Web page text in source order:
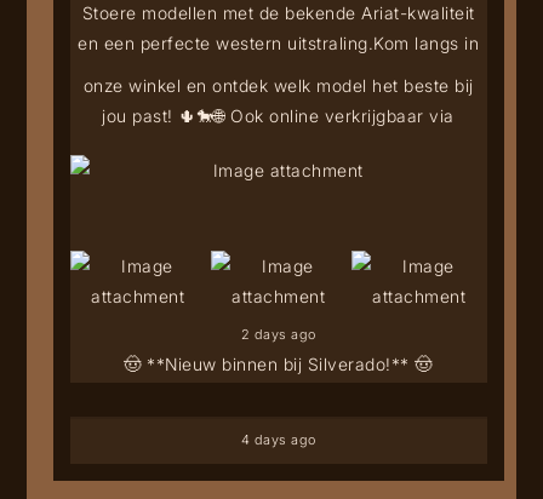
🤠 **Nieuw binnen bij Silverado!** 🤠
Stoere modellen met de bekende Ariat-kwaliteit
en een perfecte western uitstraling.Kom langs in
onze winkel en ontdek welk model het beste bij
jou past! 🌵🐎🌐 Ook online verkrijgbaar via
2 days ago
4 days ago